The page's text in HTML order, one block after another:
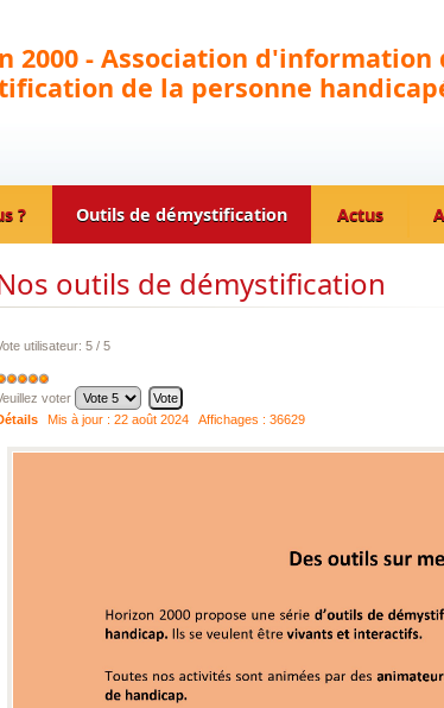
2000 - Association
de la personne
? Outils de démystification Actus
outils de démystification
utilisateur: 5/ 5
voter
Mis à jour : 22 août 2024 Affichages : 36629